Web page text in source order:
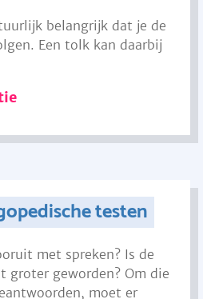
belangrijk dat je de
Een tolk kan daarbij
testen
met spreken? Is de
groter geworden? Om die
moet er